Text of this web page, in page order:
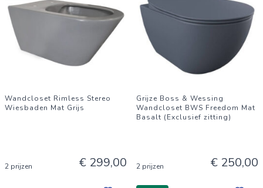
Wandcloset Rimless Stereo
Wiesbaden Mat Grijs
2 prijzen € 299,00
Grijze Boss & Wessing
Wandcloset BWS Freedom Mat
Basalt (Exclusief zitting)
2 prijzen € 250,00